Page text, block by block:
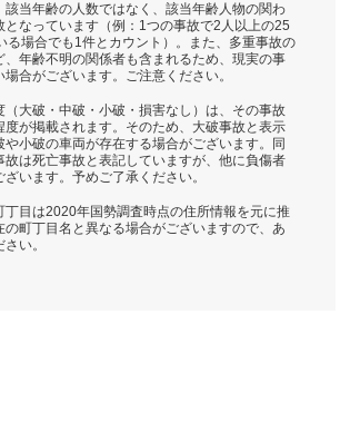
該当年齢の人数ではなく、該当年齢人物の関わ
となっています（例：1つの事故で2人以上の25
る場合でも1件とカウント）。また、多重事故の
、年齢不明の関係者も含まれるため、現実の事
合がございます。ご注意ください。
（大破・中破・小破・損害なし）は、その事故
度が掲載されます。そのため、大破事故と表示
や小破の車両が存在する場合がございます。同
故は死亡事故と表記していますが、他に負傷者
います。予めご了承ください。
丁目は2020年国勢調査時点の住所情報を元に推
の町丁目名と異なる場合がございますので、あ
い。